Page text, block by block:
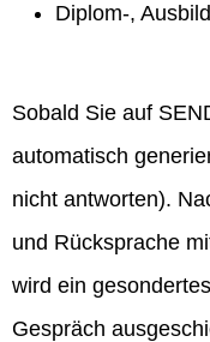
Diplom-,
Sobald Sie auf
automatisch
nicht antworten).
und Rücksprache
wird ein
Gespräch